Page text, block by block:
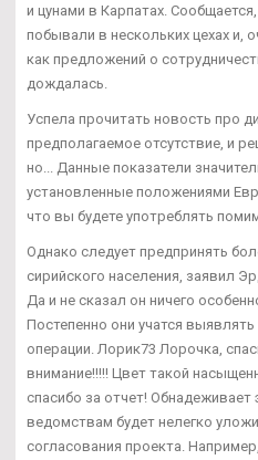
и цунами в Карпатах.
побывали в нескольких цехах и,
как предложений о
дождалась.
Успела прочитать новость про
предполагаемое отсутствие, и
но... Данные показатели
установленные положениями
что вы будете употреблять
Однако следует предпринять
сирийского населения, заявил
Да и не сказал он ничего
Постепенно они учатся
операции. Лорик73 Лорочка,
внимание!!!!! Цвет такой
спасибо за отчет!
ведомствам будет нелегко
согласования проекта.